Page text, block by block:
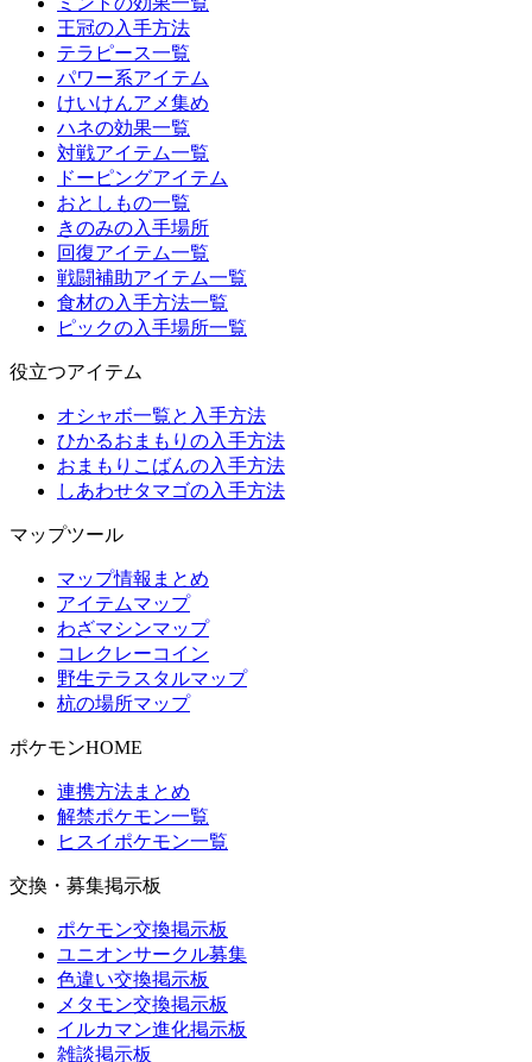
王冠の入手方法
テラピース一覧
パワー系アイテム
けいけんアメ集め
ハネの効果一覧
対戦アイテム一覧
ドーピングアイテム
おとしもの一覧
きのみの入手場所
回復アイテム一覧
戦闘補助アイテム一覧
食材の入手方法一覧
ピックの入手場所一覧
役立つアイテム
オシャボ一覧と入手方法
ひかるおまもりの入手方法
おまもりこばんの入手方法
しあわせタマゴの入手方法
マップツール
マップ情報まとめ
アイテムマップ
わざマシンマップ
コレクレーコイン
野生テラスタルマップ
杭の場所マップ
ポケモンHOME
連携方法まとめ
解禁ポケモン一覧
ヒスイポケモン一覧
交換・募集掲示板
ポケモン交換掲示板
ユニオンサークル募集
色違い交換掲示板
メタモン交換掲示板
イルカマン進化掲示板
雑談掲示板